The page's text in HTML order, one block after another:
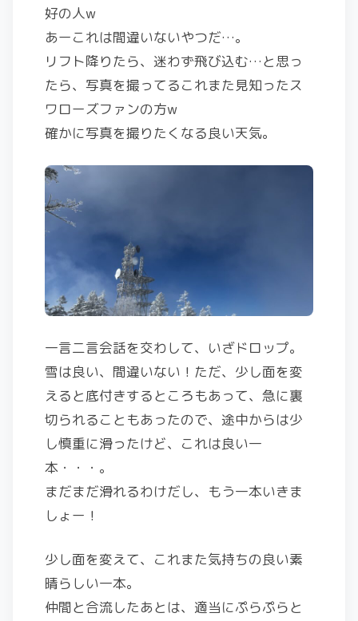
好の人w
あーこれは間違いないやつだ…。
リフト降りたら、迷わず飛び込む…と思っ
たら、写真を撮ってるこれまた見知ったス
ワローズファンの方w
確かに写真を撮りたくなる良い天気。
一言二言会話を交わして、いざドロップ。
雪は良い、間違いない！ただ、少し面を変
えると底付きするところもあって、急に裏
切られることもあったので、途中からは少
し慎重に滑ったけど、これは良い一
本・・・。
まだまだ滑れるわけだし、もう一本いきま
しょー！
少し面を変えて、これまた気持ちの良い素
晴らしい一本。
仲間と合流したあとは、適当にぷらぷらと